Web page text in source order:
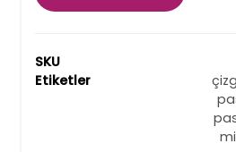
SKU
Etiketler